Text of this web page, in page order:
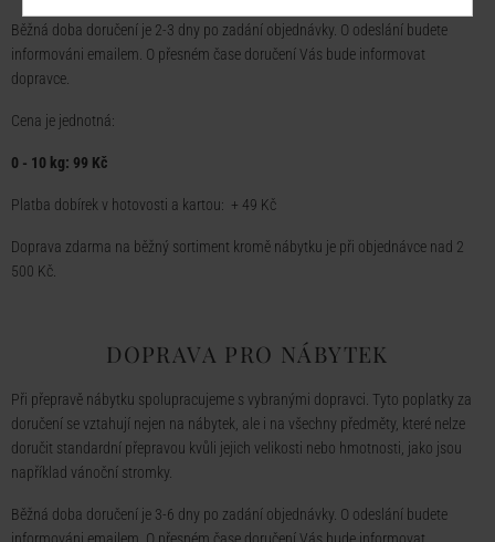
Běžná doba doručení je 2-3 dny po zadání objednávky. O odeslání budete
informováni emailem. O přesném čase doručení Vás bude informovat
dopravce.
Cena je jednotná:
0 - 10 kg: 99 Kč
Platba dobírek v hotovosti a kartou: + 49 Kč
Doprava zdarma na běžný sortiment kromě nábytku je při objednávce nad 2
500 Kč.
DOPRAVA PRO NÁBYTEK
Při přepravě nábytku spolupracujeme s vybranými dopravci. Tyto poplatky za
doručení se vztahují nejen na nábytek, ale i na všechny předměty, které nelze
doručit standardní přepravou kvůli jejich velikosti nebo hmotnosti, jako jsou
například vánoční stromky.
Běžná doba doručení je 3-6 dny po zadání objednávky. O odeslání budete